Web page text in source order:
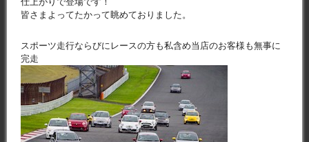
皆さまよってたかって眺めておりました。
スポーツ走行ならびにレースの方も私含め当店のお客様も無事に
完走